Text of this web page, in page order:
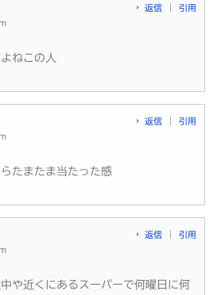
返信 引用
ねこの人
返信 引用
たまたま当たった感
返信 引用
や近くにあるスーパーで何曜日に何